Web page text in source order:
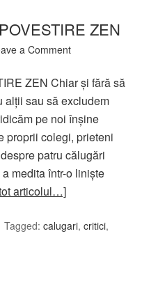
ZEN
a Comment
ZEN Chiar şi fără să
alţii sau să excludem
pe noi înşine
proprii colegi, prieteni
patru călugări
medita într-o linişte
articolul…]
Tagged:calugari,critici,